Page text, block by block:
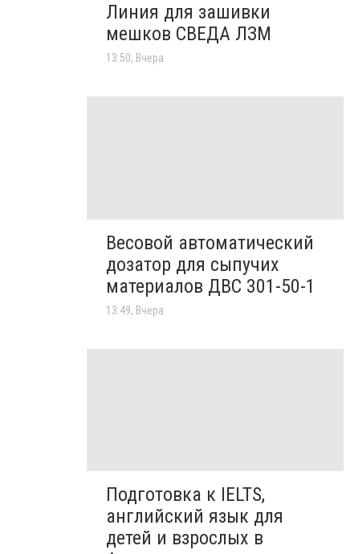
Линия для зашивки
мешков СВЕДА ЛЗМ
13:50, Вчера
Весовой автоматический
дозатор для сыпучих
материалов ДВС 301-50-1
13:49, Вчера
Подготовка к IELTS,
английский язык для
детей и взрослых в